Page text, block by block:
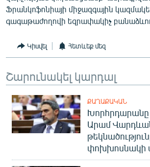
Ֆրանկոֆոնիայի միջազգային
գագաթաժողովի եզրափակիչ
Կիսվել Հետևեք մեզ
Շարունակել կարդալ
ՔԱՂԱՔԱԿԱՆ
Խորհրդարանը
Արամ
փոխխոսնակի